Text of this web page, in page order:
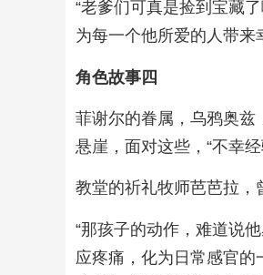
“老爹们可真是捡到宝藏
为每一个他所爱的人带来
角色故事四
菲谢尔的眷属，乌鸦奥兹
悬崖，面对这些，“不幸
教堂的祈礼牧师芭芭拉，
“那孩子的动作，难道说
应疼痛，化为日常感官